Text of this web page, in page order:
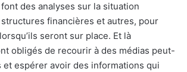
des analyses sur la situation
financières et autres, pour
seront sur place. Et là
obligés de recourir à des médias peut-
espérer avoir des informations qui